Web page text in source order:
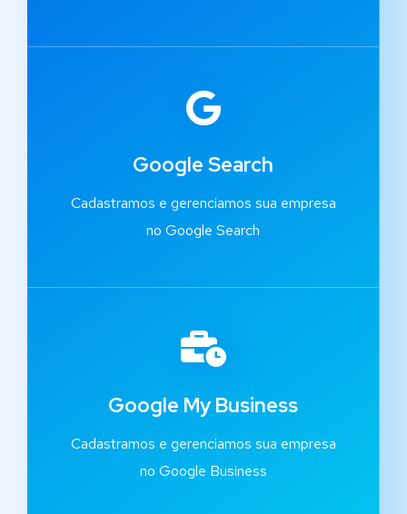
Google Search
Cadastramos e gerenciamos sua empresa
no Google Search
Google My Business
Cadastramos e gerenciamos sua empresa
no Google Business